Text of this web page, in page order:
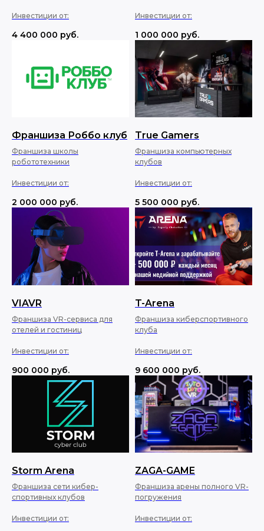
Инвестиции от:
4 400 000 руб.
Инвестиции от:
1 000 000 руб.
Франшиза Роббо клуб
Франшиза школы
робототехники
Инвестиции от:
2 000 000 руб.
True Gamers
Франшиза компьютерных
клубов
Инвестиции от:
5 500 000 руб.
VIAVR
Франшиза VR-сервиса для
отелей и гостиниц
Инвестиции от:
900 000 руб.
T-Arena
Франшиза киберспортивного
клуба
Инвестиции от:
9 600 000 руб.
Storm Arena
Франшиза сети кибер-
спортивных клубов
Инвестиции от:
ZAGA-GAME
Франшиза арены полного VR-
погружения
Инвестиции от: